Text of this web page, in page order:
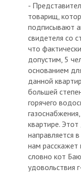
-
товарищ,
подписывают
свидетеля со
что
допустим, 5
основанием
данной
большей
горячего
квартире.
направляется
нам
словно кот
удовольствия